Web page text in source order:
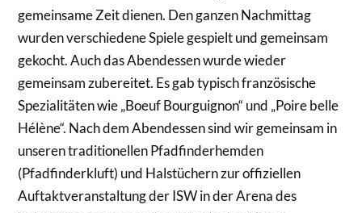
gemeinsame Zeit dienen. Den ganzen Nachmittag
wurden verschiedene Spiele gespielt und gemeinsam
gekocht. Auch das Abendessen wurde wieder
gemeinsam zubereitet. Es gab typisch französische
Spezialitäten wie „Boeuf Bourguignon“ und „Poire belle
Hélène“. Nach dem Abendessen sind wir gemeinsam in
unseren traditionellen Pfadfinderhemden
(Pfadfinderkluft) und Halstüchern zur offiziellen
Auftaktveranstaltung der ISW in der Arena des